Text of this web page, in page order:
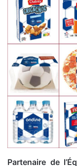
Partenaire de